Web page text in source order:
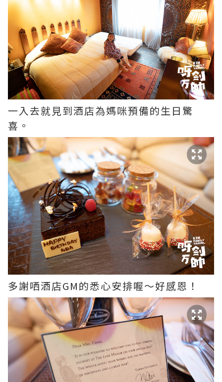
一入去就見到酒店為媽咪預備的生日驚
喜。
多謝哂酒店GM的悉心安排喔～好感恩！